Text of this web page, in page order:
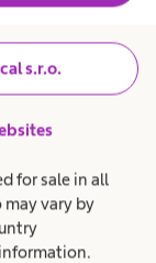
s.r.o.
for sale in all
may vary by
které vás